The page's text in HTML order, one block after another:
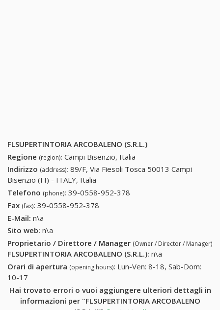
FLSUPERTINTORIA ARCOBALENO (S.R.L.)
Regione (region): Campi Bisenzio, Italia
Indirizzo (address): 89/F, Via Fiesoli Tosca 50013 Campi
Bisenzio (FI) - ITALY, Italia
Telefono (phone): 39-0558-952-378
Fax (fax): 39-0558-952-378
E-Mail: n\a
Sito web: n\a
Proprietario / Direttore / Manager (Owner / Director / Manager)
FLSUPERTINTORIA ARCOBALENO (S.R.L.): n\a
Orari di apertura (opening hours): Lun-Ven: 8-18, Sab-Dom:
10-17
Hai trovato errori o vuoi aggiungere ulteriori dettagli in
informazioni per "FLSUPERTINTORIA ARCOBALENO